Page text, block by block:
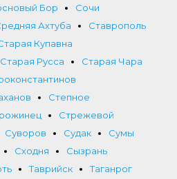
Бор
Сочи
Ахтуба
Ставрополь
Купавна
Старая Русса
Старая Чара
Степное
Стрежевой
Суворов Судак
Сумы
Сходня
Сызрань
Таврийск
Таганрог